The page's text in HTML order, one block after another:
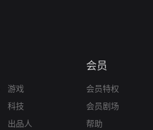
游戏
科技
出品人
会员
会员特权
会员剧场
帮助